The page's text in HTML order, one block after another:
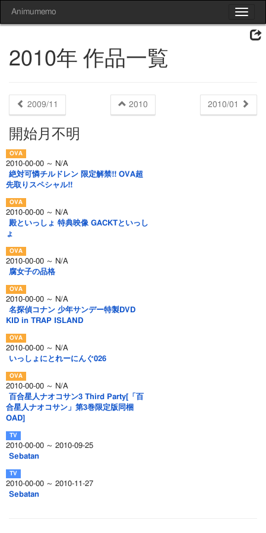
Toggle
Animumemo
2010年 作品一覧
2009/11 2010 2010/01
開始月不明
2010-00-00 ～ N/A
絶対可憐チルドレン 限定解禁!! OVA超
先取りスペシャル!!
2010-00-00 ～ N/A
殿といっしょ 特典映像 GACKTといっし
ょ
2010-00-00 ～ N/A
腐女子の品格
2010-00-00 ～ N/A
名探偵コナン 少年サンデー特製DVD
KID in TRAP ISLAND
2010-00-00 ～ N/A
いっしょにとれーにんぐ026
2010-00-00 ～ N/A
百合星人ナオコサン3 Third Party[「百
合星人ナオコサン」第3巻限定版同梱
OAD]
2010-00-00 ～ 2010-09-25
Sebatan
2010-00-00 ～ 2010-11-27
Sebatan